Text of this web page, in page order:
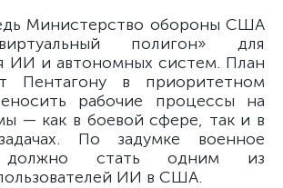
Министерство обороны США
полигон» для
ИИ и автономных систем. План
Пентагону в приоритетном
рабочие процессы на
— как в боевой сфере, так и в
По задумке военное
должно стать одним из
ИИ в США.